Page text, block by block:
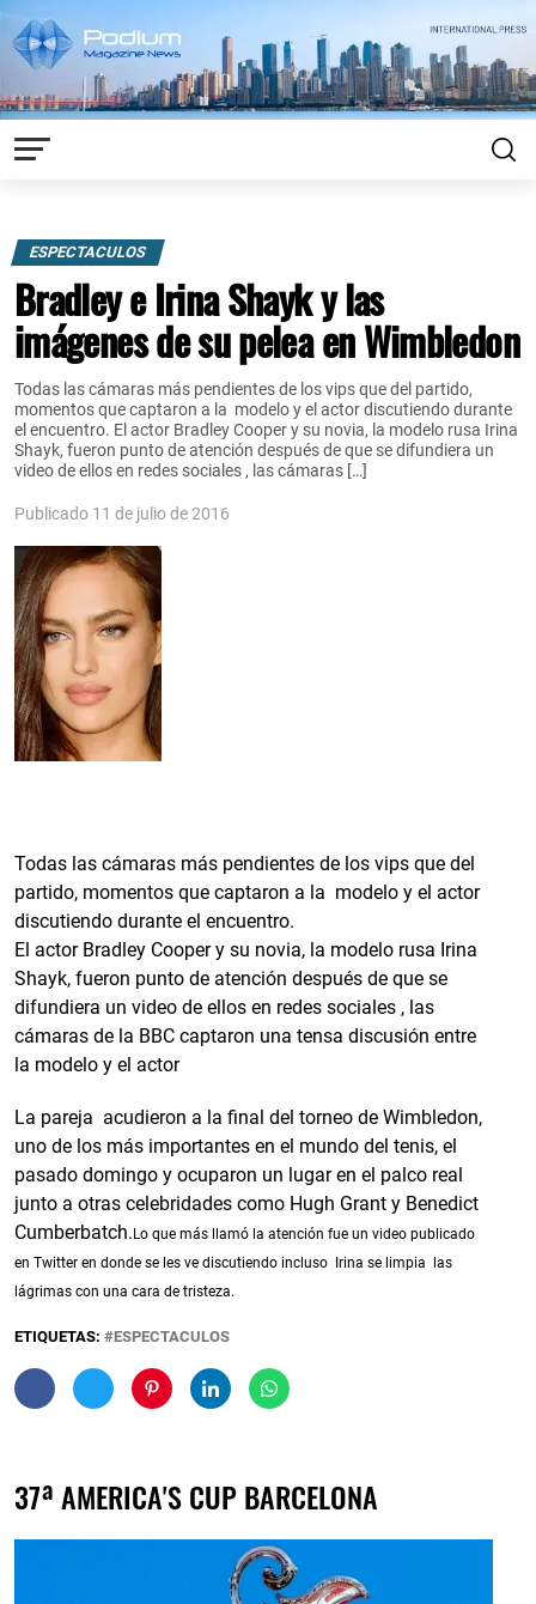
ESPECTACULOS
Bradley e Irina Shayk y las
imágenes de su pelea en Wimbledon
Todas las cámaras más pendientes de los vips que del partido,
momentos que captaron a la modelo y el actor discutiendo durante
el encuentro. El actor Bradley Cooper y su novia, la modelo rusa Irina
Shayk, fueron punto de atención después de que se difundiera un
video de ellos en redes sociales , las cámaras […]
Publicado 11 de julio de 2016
Todas las cámaras más pendientes de los vips que del
partido, momentos que captaron a la modelo y el actor
discutiendo durante el encuentro.
El actor Bradley Cooper y su novia, la modelo rusa Irina
Shayk, fueron punto de atención después de que se
difundiera un video de ellos en redes sociales , las
cámaras de la BBC captaron una tensa discusión entre
la modelo y el actor
La pareja acudieron a la final del torneo de Wimbledon,
uno de los más importantes en el mundo del tenis, el
pasado domingo y ocuparon un lugar en el palco real
junto a otras celebridades como Hugh Grant y Benedict
Cumberbatch.Lo que más llamó la atención fue un video publicado
en Twitter en donde se les ve discutiendo incluso Irina se limpia las
lágrimas con una cara de tristeza.
ETIQUETAS: ESPECTACULOS
37ª AMERICA'S CUP BARCELONA